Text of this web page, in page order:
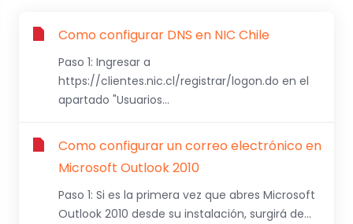
Como configurar DNS en NIC Chile
Paso 1: Ingresar a
https://clientes.nic.cl/registrar/logon.do en el
apartado "Usuarios...
Como configurar un correo electrónico en
Microsoft Outlook 2010
Paso 1: Si es la primera vez que abres Microsoft
Outlook 2010 desde su instalación, surgirá de...